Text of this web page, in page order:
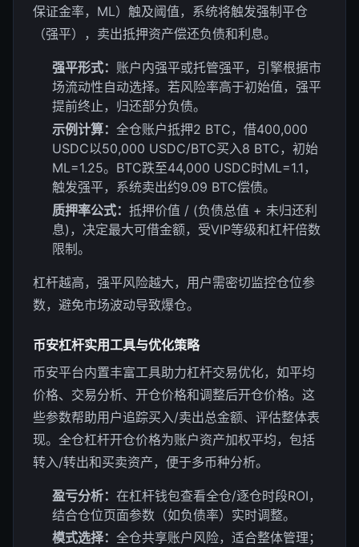
保证金率，ML）触及阈值，系统将触发强制平仓
（强平），卖出抵押资产偿还负债和利息。
强平形式： 账户内强平或托管强平，引擎根据市
场流动性自动选择。若风险率高于初始值，强平
提前终止，归还部分负债。
示例计算： 全仓账户抵押2 BTC，借400,000
USDC以50,000 USDC/BTC买入8 BTC，初始
ML=1.25。BTC跌至44,000 USDC时ML=1.1，
触发强平，系统卖出约9.09 BTC偿债。
质押率公式： 抵押价值 / (负债总值 + 未归还利
息)，决定最大可借金额，受VIP等级和杠杆倍数
限制。
杠杆越高，强平风险越大，用户需密切监控仓位参
数，避免市场波动导致爆仓。
币安杠杆实用工具与优化策略
币安平台内置丰富工具助力杠杆交易优化，如平均
价格、交易分析、开仓价格和调整后开仓价格。这
些参数帮助用户追踪买入/卖出总金额、评估整体表
现。全仓杠杆开仓价格为账户资产加权平均，包括
转入/转出和买卖资产，便于多币种分析。
盈亏分析： 在杠杆钱包查看全仓/逐仓时段ROI，
结合仓位页面参数（如负债率）实时调整。
模式选择： 全仓共享账户风险，适合整体管理；